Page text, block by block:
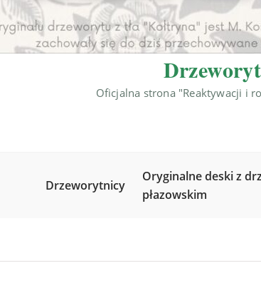
Oficjalna strona "Reaktywacji i
Drzeworytnicy
Oryginalne deski z
płazowskim